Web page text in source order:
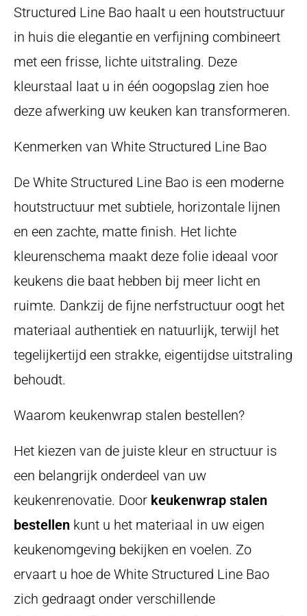
Structured Line Bao haalt u een houtstructuur
in huis die elegantie en verfijning combineert
met een frisse, lichte uitstraling. Deze
kleurstaal laat u in één oogopslag zien hoe
deze afwerking uw keuken kan transformeren.
Kenmerken van White Structured Line Bao
De White Structured Line Bao is een moderne
houtstructuur met subtiele, horizontale lijnen
en een zachte, matte finish. Het lichte
kleurenschema maakt deze folie ideaal voor
keukens die baat hebben bij meer licht en
ruimte. Dankzij de fijne nerfstructuur oogt het
materiaal authentiek en natuurlijk, terwijl het
tegelijkertijd een strakke, eigentijdse uitstraling
behoudt.
Waarom keukenwrap stalen bestellen?
Het kiezen van de juiste kleur en structuur is
een belangrijk onderdeel van uw
keukenrenovatie. Door keukenwrap stalen
bestellen kunt u het materiaal in uw eigen
keukenomgeving bekijken en voelen. Zo
ervaart u hoe de White Structured Line Bao
zich gedraagt onder verschillende